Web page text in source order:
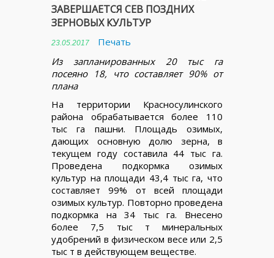
ЗАВЕРШАЕТСЯ СЕВ ПОЗДНИХ
ЗЕРНОВЫХ КУЛЬТУР
23.05.2017
Печать
Из запланированных 20 тыс га
посеяно 18, что составляет 90% от
плана
На территории Красносулинского
района обрабатывается более 110
тыс га пашни. Площадь озимых,
дающих основную долю зерна, в
текущем году составила 44 тыс га.
Проведена подкормка озимых
культур на площади 43,4 тыс га, что
составляет 99% от всей площади
озимых культур. Повторно проведена
подкормка на 34 тыс га. Внесено
более 7,5 тыс т минеральных
удобрений в физическом весе или 2,5
тыс т в действующем веществе.